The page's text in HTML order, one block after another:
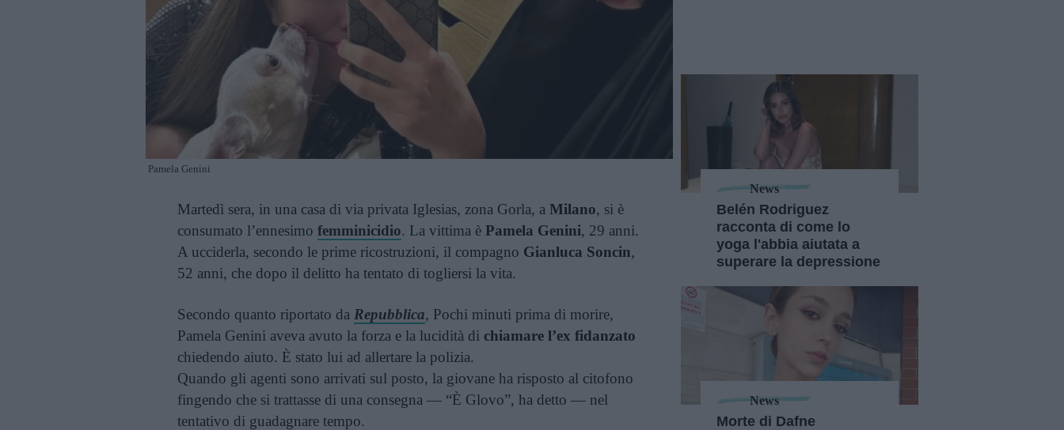
Pamela Genini
Martedì sera, in una casa di via privata Iglesias, zona Gorla, a Milano, si è
consumato l’ennesimo femminicidio. La vittima è Pamela Genini, 29 anni.
A ucciderla, secondo le prime ricostruzioni, il compagno Gianluca Soncin,
52 anni, che dopo il delitto ha tentato di togliersi la vita.
Secondo quanto riportato da Repubblica, Pochi minuti prima di morire,
Pamela Genini aveva avuto la forza e la lucidità di chiamare l’ex fidanzato
chiedendo aiuto. È stato lui ad allertare la polizia.
Quando gli agenti sono arrivati sul posto, la giovane ha risposto al citofono
fingendo che si trattasse di una consegna — “È Glovo”, ha detto — nel
tentativo di guadagnare tempo.
News
Belén Rodriguez
racconta di come lo
yoga l'abbia aiutata a
superare la depressione
News
Morte di Dafne